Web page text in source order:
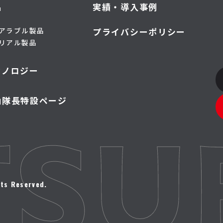
ラブル製品
アル製品
ロジー
長特設ページ
実績・導入事例
プライバシーポリシー
Reserved.